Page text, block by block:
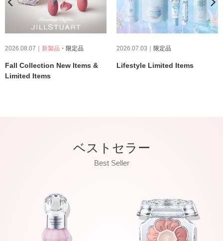
2026.08.07｜ 新製品 ・限定品
Fall Collection New Items &
Limited Items
2026.07.03｜ 限定品
Lifestyle Limited Items
ベストセラー
Best Seller